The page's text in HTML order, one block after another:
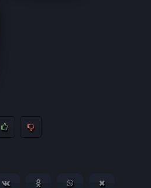
в Telegram
Поделиться ВКонтактеПоделиться в
Поделиться в